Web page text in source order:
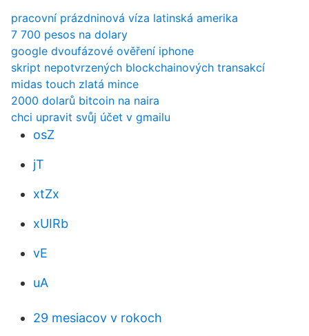
pracovní prázdninová víza latinská amerika
7 700 pesos na dolary
google dvoufázové ověření iphone
skript nepotvrzených blockchainových transakcí
midas touch zlatá mince
2000 dolarů bitcoin na naira
chci upravit svůj účet v gmailu
osZ
jT
xtZx
xUIRb
vE
uA
29 mesiacov v rokoch